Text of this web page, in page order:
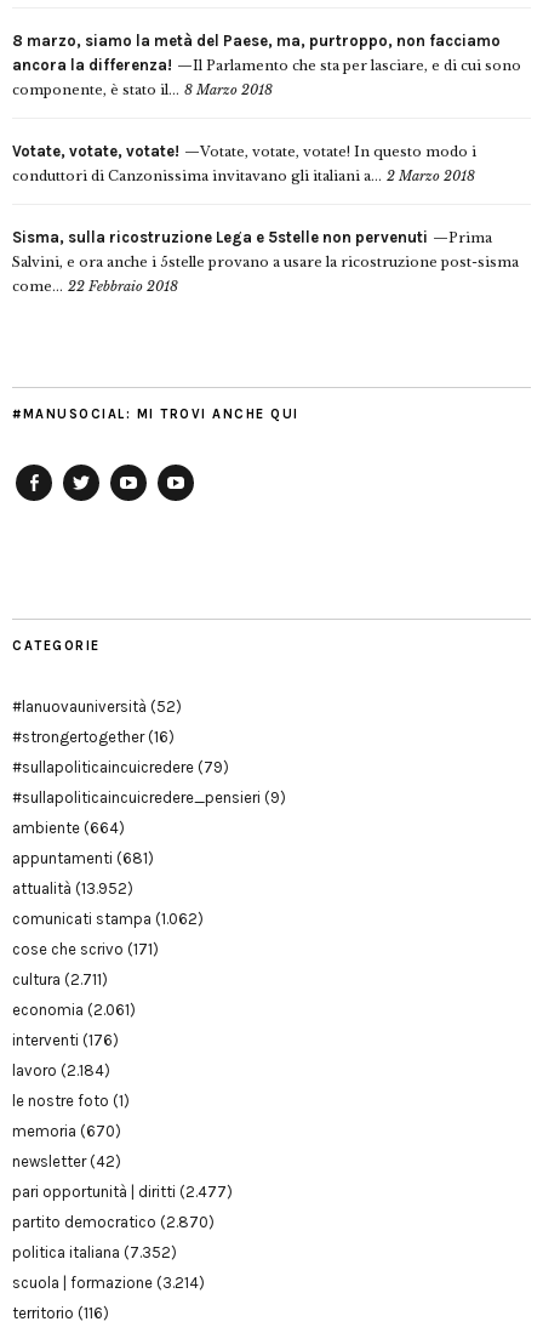
8 marzo, siamo la metà del Paese, ma, purtroppo, non facciamo
ancora la differenza!
Il Parlamento che sta per lasciare, e di cui sono
componente, è stato il... 8 Marzo 2018
Votate, votate, votate!
Votate, votate, votate! In questo modo i
conduttori di Canzonissima invitavano gli italiani a... 2 Marzo 2018
Sisma, sulla ricostruzione Lega e 5stelle non pervenuti
Prima
Salvini, e ora anche i 5stelle provano a usare la ricostruzione post-sisma
come... 22 Febbraio 2018
#MANUSOCIAL: MI TROVI ANCHE QUI
CATEGORIE
#lanuovauniversità (52)
#strongertogether(16)
#sullapoliticaincuicredere (79)
#sullapoliticaincuicredere_pensieri (9)
ambiente (664)
appuntamenti (681)
attualità (13.952)
comunicati stampa (1.062)
cose che scrivo (171)
cultura (2.711)
economia (2.061)
interventi (176)
lavoro (2.184)
le nostre foto (1)
memoria (670)
newsletter(42)
pari opportunità | diritti (2.477)
partito democratico (2.870)
politica italiana (7.352)
scuola | formazione (3.214)
territorio (116)